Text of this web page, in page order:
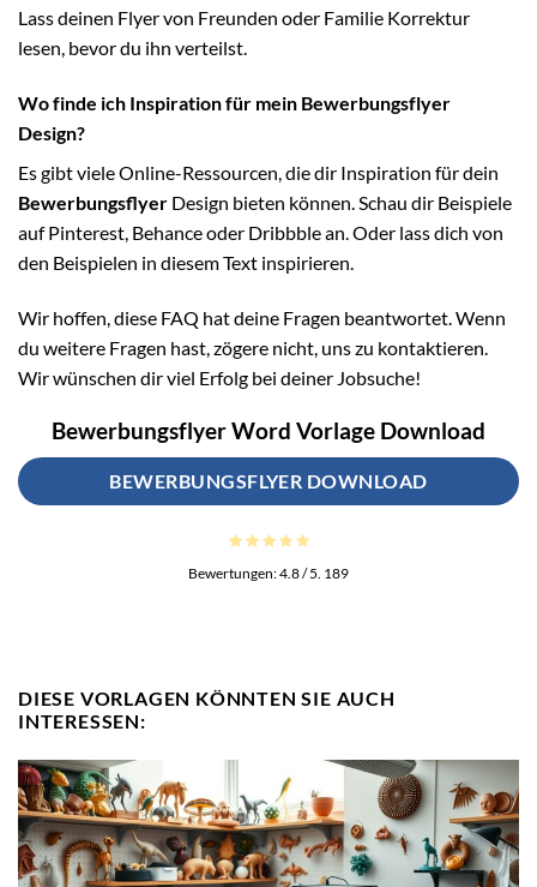
Lass deinen Flyer von Freunden oder Familie Korrektur
lesen, bevor du ihn verteilst.
Wo finde ich Inspiration für mein Bewerbungsflyer
Design?
Es gibt viele Online-Ressourcen, die dir Inspiration für dein
Bewerbungsflyer Design bieten können. Schau dir Beispiele
auf Pinterest, Behance oder Dribbble an. Oder lass dich von
den Beispielen in diesem Text inspirieren.
Wir hoffen, diese FAQ hat deine Fragen beantwortet. Wenn
du weitere Fragen hast, zögere nicht, uns zu kontaktieren.
Wir wünschen dir viel Erfolg bei deiner Jobsuche!
Bewerbungsflyer Word Vorlage Download
BEWERBUNGSFLYER DOWNLOAD
Bewertungen:4.8/ 5. 189
DIESE VORLAGEN KÖNNTEN SIE AUCH
INTERESSEN: